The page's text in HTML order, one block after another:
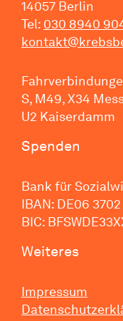
14057 Berlin
Tel: 030 8940
S, M49, X34
U2 Kaiserdamm
Spenden
Bank für
IBAN: DE06
BIC:
Weiteres
Impressum